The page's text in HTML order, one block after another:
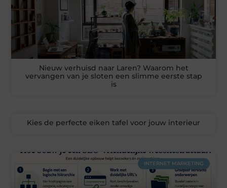
Nieuw verhuisd naar Laren? Waarom het
vervangen van je sloten een slimme eerste stap
is
Kies de perfecte eiken tafel voor jouw interieur
INTERNET MARKETING